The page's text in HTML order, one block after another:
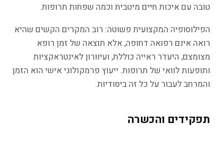
טובה עם איכות חיים מיטבית וכמה שפחות תרופות.
הפילוסופיה המקצועית פשוטה: רוב המקרים הקשים שהיא
רואה אינם רפואה דחופה, אלא תוצאה של זמן רופא
מצומצם, היעדר ראייה כוללת, ועיוורון לאינטראקציות
ותופעות לוואי של תרופות. ייעוץ פרמקולוגי אישי הוא הזמן
והמרחב לעבור על כל זה ביסודיות.
תפקידים והכשרה